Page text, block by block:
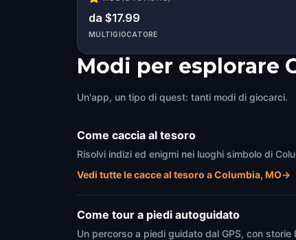
da $17.99
MULTIGIOCATORE
Modi per esplorare
Un'app, un tipo di quest: tanti modi di giocarci.
Come caccia al tesoro
Risolvi indizi ed enigmi nei luoghi simbolo di
Vedi tutte le cacce al tesoro a Columbia, MO→
Come tour a piedi autoguidato
Un percorso a piedi guidato dal GPS, con